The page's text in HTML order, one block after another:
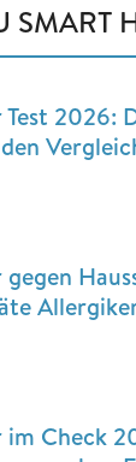
SMART
2026:
Check